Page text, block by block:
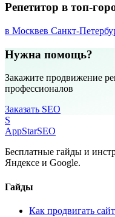
Репетитор в топ-
в Москвев Санкт-
Нужна помощь?
Закажите продвижение
профессионалов
Заказать SEO
S
AppStarSEO
Бесплатные гайды и
Яндексе и Google.
Гайды
Как продвигать сайт